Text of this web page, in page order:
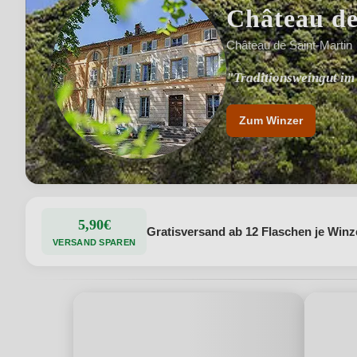
Château
Château de Saint-Martin
"Traditionsweingut
"Weinbau im
Zum Winzer
5,90€
VERSAND SPAREN
Gratisversand ab 12 Flaschen je